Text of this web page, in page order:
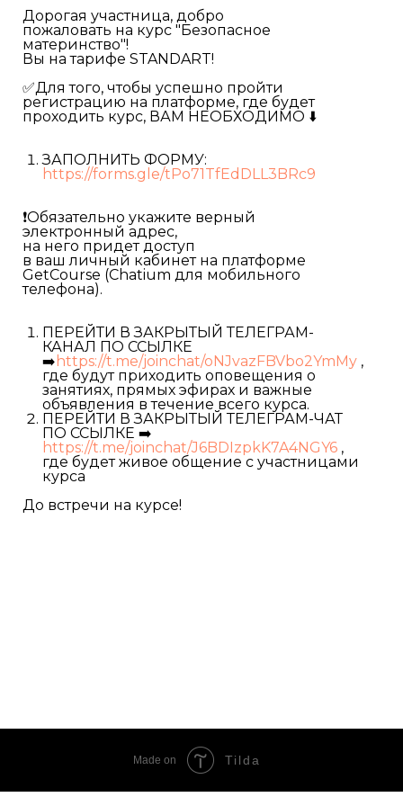
Дорогая участница, добро
пожаловать на курс "Безопасное
материнство"!
Вы на тарифе STANDART!
✅Для того, чтобы успешно пройти
регистрацию на платформе, где будет
проходить курс, ВАМ НЕОБХОДИМО ⬇️
ЗАПОЛНИТЬ ФОРМУ:
https://forms.gle/tPo71TfEdDLL3BRc9
❗️Обязательно укажите верный
электронный адрес,
на него придет доступ
в ваш личный кабинет на платформе
GetCourse (Chatium для мобильного
телефона).
ПЕРЕЙТИ В ЗАКРЫТЫЙ ТЕЛЕГРАМ-
КАНАЛ ПО ССЫЛКЕ
➡️ https://t.me/joinchat/oNJvazFBVbo2YmMy ,
где будут приходить оповещения о
занятиях, прямых эфирах и важные
объявления в течение всего курса.
ПЕРЕЙТИ В ЗАКРЫТЫЙ ТЕЛЕГРАМ-ЧАТ
ПО ССЫЛКЕ ➡️
https://t.me/joinchat/J6BDIzpkK7A4NGY6 ,
где будет живое общение с участницами
курса
До встречи на курсе!
Made on Tilda